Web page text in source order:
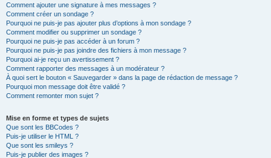
Comment ajouter une signature à mes messages ?
Comment créer un sondage ?
Pourquoi ne puis-je pas ajouter plus d’options à mon sondage ?
Comment modifier ou supprimer un sondage ?
Pourquoi ne puis-je pas accéder à un forum ?
Pourquoi ne puis-je pas joindre des fichiers à mon message ?
Pourquoi ai-je reçu un avertissement ?
Comment rapporter des messages à un modérateur ?
À quoi sert le bouton « Sauvegarder » dans la page de rédaction de message ?
Pourquoi mon message doit être validé ?
Comment remonter mon sujet ?
Mise en forme et types de sujets
Que sont les BBCodes ?
Puis-je utiliser le HTML ?
Que sont les smileys ?
Puis-je publier des images ?